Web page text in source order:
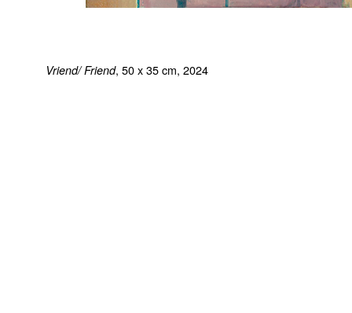
Vriend/ Friend, 50 x 35 cm, 2024